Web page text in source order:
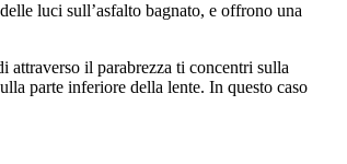
luci sull’asfalto bagnato, e offrono una
attraverso il parabrezza ti concentri sulla
parte inferiore della lente. In questo caso